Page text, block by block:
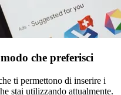
che preferisci
ti permettono di inserire i
stai utilizzando attualmente.